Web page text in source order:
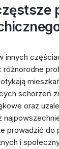
innych
schorzeń
oraz
prowadzić do
i